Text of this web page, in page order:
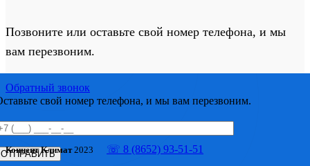
Позвоните или оставьте свой номер телефона, и мы
вам перезвоним.
Обратный звонок
свой номер телефона, и мы вам перезвоним.
Концепт Климат 2023
☏ 8 (8652) 93-51-51